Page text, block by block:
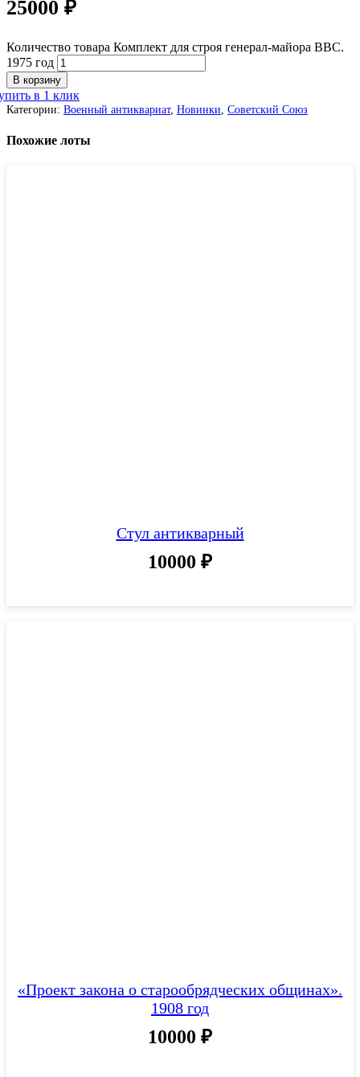
25000 ₽
Количество товара Комплект для строя генерал-майора ВВС.
1975 год
В корзину
в 1 клик
Категории: Военный антиквариат, Новинки Советский Союз
Похожие лоты
Стул антикварный
10000 ₽
«Проект закона о старообрядческих общинах».
1908 год
10000 ₽